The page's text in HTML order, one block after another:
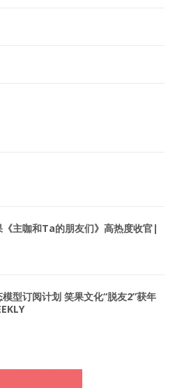
主咖和Ta的朋友们》高热度收官|
型订阅计划 笑果文化“脱友2”获年